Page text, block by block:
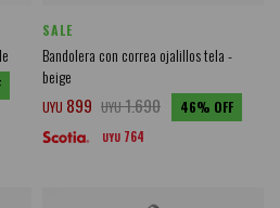
SALE
Bandolera con correa ojalillos tela -
beige
UYU 899 UYU1.690 46
UYU 764